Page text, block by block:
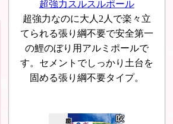
超強力スルスルポール
超強力なのに大人2人で楽々立
てられる張り綱不要で安全第一
の鯉のぼり用アルミポールで
す。セメントでしっかり土台を
固める張り綱不要タイプ。